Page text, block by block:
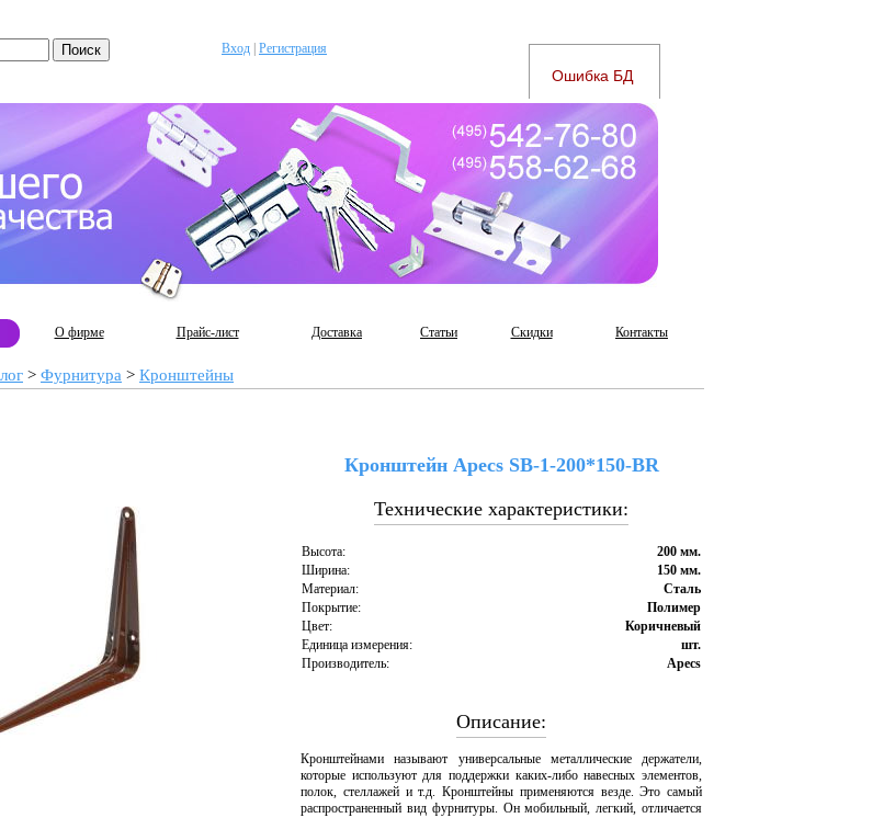
Вход Регистрация
О фирме Прайс-лист Доставка Статьи Скидки Контакты
> Фурнитура > Кронштейны
Кронштейн Apecs SB-1-200*150-BR
Технические характеристики:
Высота:
200 мм.
Ширина:
150 мм.
Материал:
Сталь
Покрытие:
Полимер
Цвет:
Коричневый
Единица измерения:
шт.
Производитель:
Apecs
Описание:
Кронштейнами называют универсальные металлические держатели,
которые используют для поддержки каких-либо навесных элементов,
полок, стеллажей и т.д. Кронштейны применяются везде. Это самый
распространенный вид фурнитуры. Он мобильный, легкий, отличается